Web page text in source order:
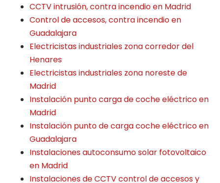
CCTV intrusión, contra incendio en Madrid
Control de accesos, contra incendio en
Guadalajara
Electricistas industriales zona corredor del
Henares
Electricistas industriales zona noreste de
Madrid
Instalación punto carga de coche eléctrico en
Madrid
Instalación punto de carga coche eléctrico en
Guadalajara
Instalaciones autoconsumo solar fotovoltaico
en Madrid
Instalaciones de CCTV control de accesos y